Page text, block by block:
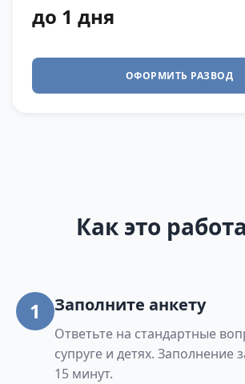
до 1 дня
ОФОРМИТЬ РАЗВОД
Как это
1 Заполните анкету
Ответьте на стандартные
супруге и детях. Заполнение
15 минут.